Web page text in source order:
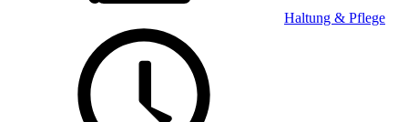
Haltung & Pflege